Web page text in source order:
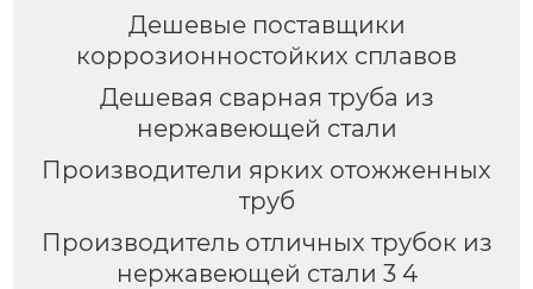
Дешевые поставщики
коррозионностойких сплавов
Дешевая сварная труба из
нержавеющей стали
Производители ярких отожженных
труб
Производитель отличных трубок из
нержавеющей стали 3 4